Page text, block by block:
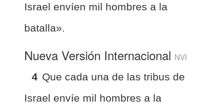
Israel envíen mil hombres a la
batalla».
Nueva Versión Internacional NVI
4 Que cada una de las tribus de
Israel envíe mil hombres a la